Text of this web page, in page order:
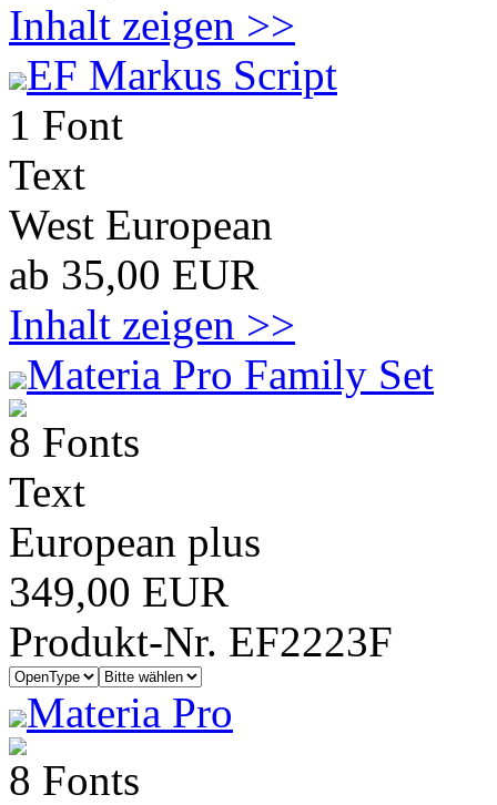
Inhalt zeigen >>
EF Markus Script
1 Font
Text
West European
ab 35,00 EUR
Inhalt zeigen >>
Materia Pro Family Set
8 Fonts
Text
European plus
349,00 EUR
Produkt-Nr. EF2223F
Materia Pro
8 Fonts